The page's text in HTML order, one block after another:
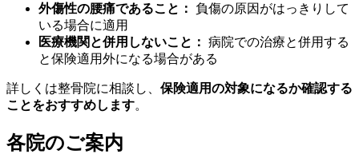
外傷性の腰痛であること：
負傷の原因がはっきりして
いる場合に適用
医療機関と併用しないこと： 病院での治療と併用する
と保険適用外になる場合がある
詳しくは整骨院に相談し、 保険適用の対象になるか確認する
ことをおすすめします。
各院のご案内